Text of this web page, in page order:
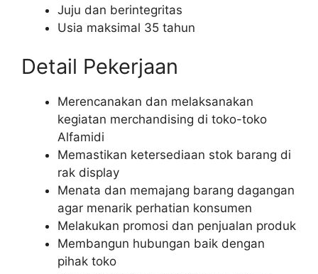
Juju dan berintegritas
Usia maksimal 35 tahun
Detail Pekerjaan
Merencanakan dan melaksanakan
kegiatan merchandising di toko-toko
Alfamidi
Memastikan ketersediaan stok barang di
rak display
Menata dan memajang barang dagangan
agar menarik perhatian konsumen
Melakukan promosi dan penjualan produk
Membangun hubungan baik dengan
pihak toko